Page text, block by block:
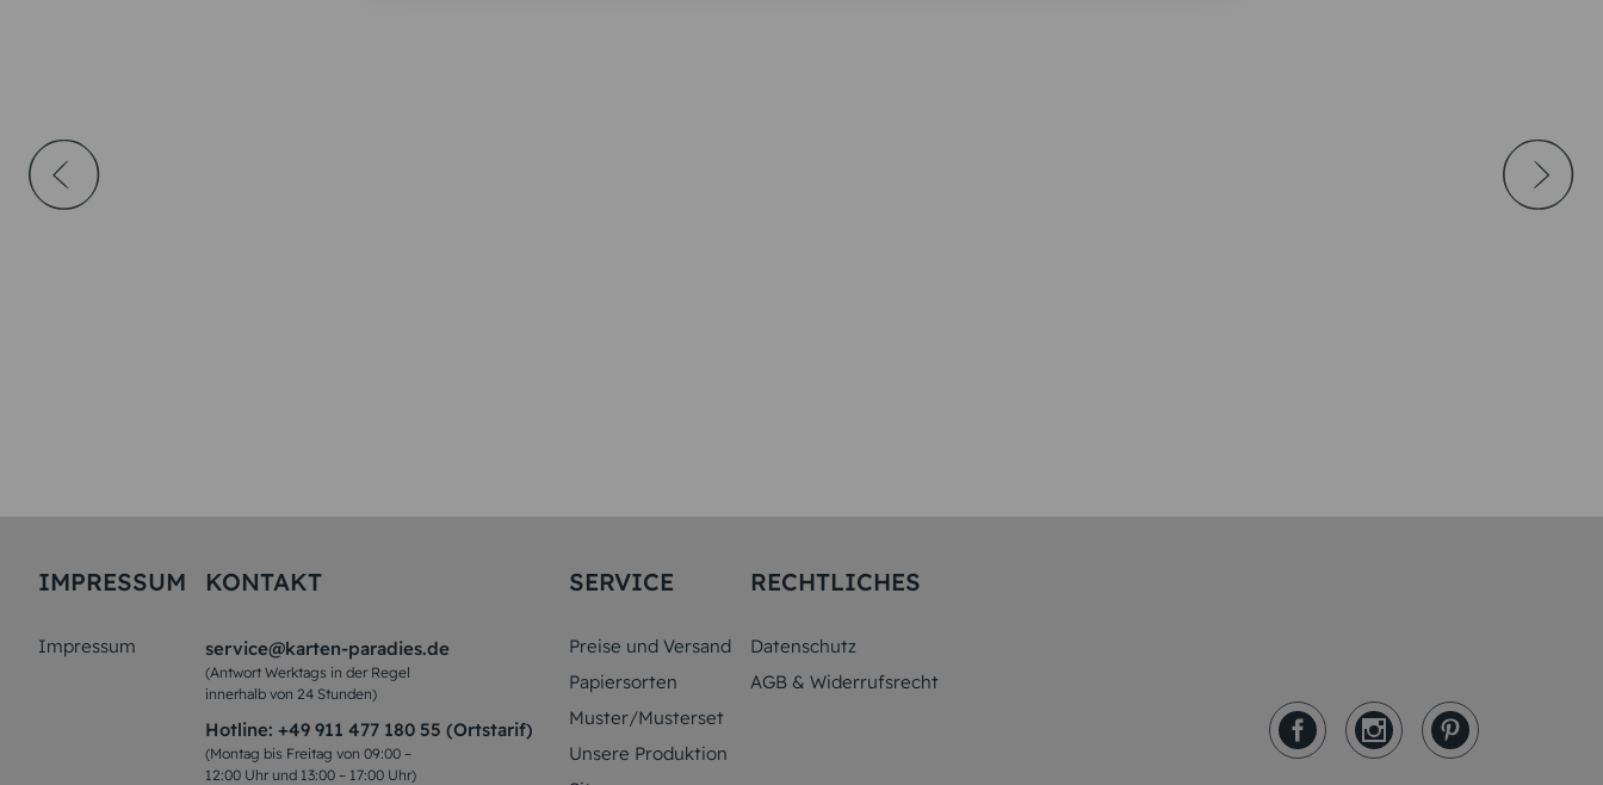
IMPRESSUM
Impressum
KONTAKT
service@karten-paradies.de
(Antwort Werktags in der Regel
innerhalb von 24 Stunden)
Hotline: +49 911 477 180 55 (Ortstarif)
(Montag bis Freitag von 09:00 –
12:00 Uhr und 13:00 – 17:00 Uhr)
SERVICE
Preise und Versand
Papiersorten
Muster/Musterset
Unsere Produktion
RECHTLICHES
Datenschutz
AGB & Widerrufsrecht